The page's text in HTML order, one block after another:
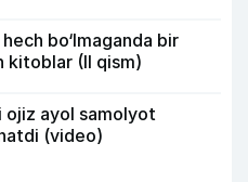
bo‘lmaganda bir
kitoblar (II qism)
ojiz ayol samolyot
(video)